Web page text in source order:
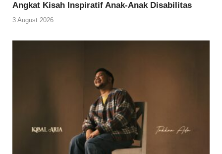
Angkat Kisah Inspiratif Anak-Anak Disabilitas
3 August 2026